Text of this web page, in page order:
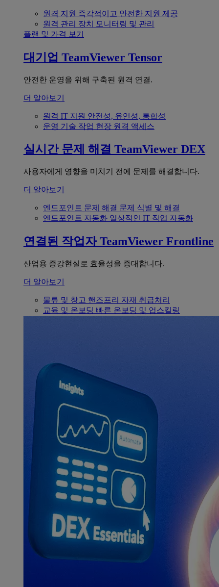
원격 지원 즉각적이고 안전한 지원 제공
원격 관리 장치 모니터링 및 관리
플랜 및 가격 보기
대기업 TeamViewer Tensor
안전한 운영을 위해 구축된 원격 연결.
더 알아보기
원격 IT 지원 안전성, 유연성, 통합성
운영 기술 작업 현장 원격 액세스
실시간 문제 해결 TeamViewer DEX
사용자에게 영향을 미치기 전에 문제를 해결합니다.
더 알아보기
엔드포인트 문제 해결 문제 식별 및 해결
엔드포인트 자동화 일상적인 IT 작업 자동화
연결된 작업자 TeamViewer Frontline
산업용 증강현실로 효율성을 증대합니다.
더 알아보기
물류 및 창고 핸즈프리 자재 취급처리
교육 및 온보딩 빠른 온보딩 및 업스킬링